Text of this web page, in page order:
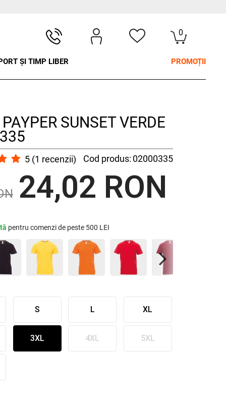
0
ȘI TIMP LIBER PROMOȚII
SUNSET VERDE
5 (1 recenzii) Cod produs: 02000335
24,02 RON
pentru comenzi de peste 500 LEI
Next
S L XL
3XL 4XL 5XL